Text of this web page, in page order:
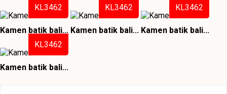
KL3462
Kamen batik bali...
KL3462
Kamen batik bali...
KL3462
Kamen batik bali...
KL3462
Kamen batik bali...